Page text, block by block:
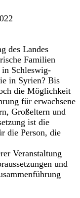
des Landes
Familien
in Schleswig-
in Syrien? Bis
die Möglichkeit
für erwachsene
Großeltern und
ist die
die Person, die
Veranstaltung
und